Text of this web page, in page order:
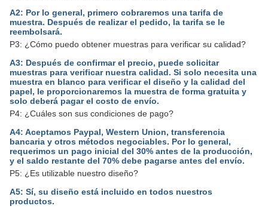
A2: Por lo general, primero cobraremos una tarifa de
muestra. Después de realizar el pedido, la tarifa se le
reembolsará.
P3: ¿Cómo puedo obtener muestras para verificar su calidad?
A3: Después de confirmar el precio, puede solicitar
muestras para verificar nuestra calidad. Si solo necesita una
muestra en blanco para verificar el diseño y la calidad del
papel, le proporcionaremos la muestra de forma gratuita y
solo deberá pagar el costo de envío.
P4: ¿Cuáles son sus condiciones de pago?
A4: Aceptamos Paypal, Western Union, transferencia
bancaria y otros métodos negociables. Por lo general,
requerimos un pago inicial del 30% antes de la producción,
y el saldo restante del 70% debe pagarse antes del envío.
P5: ¿Es utilizable nuestro diseño?
A5: Sí, su diseño está incluido en todos nuestros
productos.